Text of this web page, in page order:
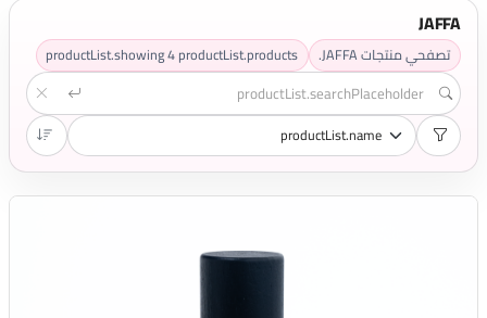
JAFFA
تصفحي منتجات JAFFA. productList.showing4productList.products